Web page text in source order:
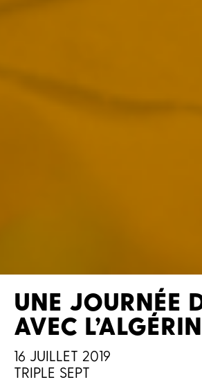
UNE JOURNÉE
AVEC
16 JUILLET 2019
TRIPLE SEPT